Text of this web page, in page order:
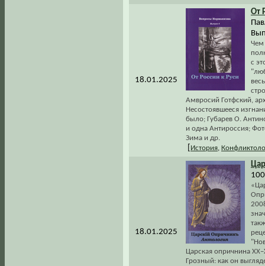
18.01.2025
От
Чем
с
Амвросий Готфский,
Несостоявшееся
было; Губарев О.
и одна Антироссия;
Зима и др.
История,
18.01.2025
Царская опричнина
Грозный: как он